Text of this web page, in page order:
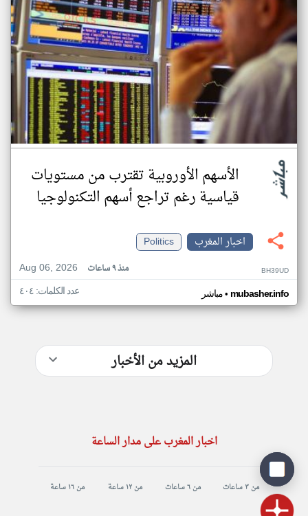
الأسهم الأوروبية تقترب من مستويات
قياسية رغم تراجع أسهم التكنولوجيا
اخبار المغرب
Politics
Aug 06, 2026
منذ ٩ ساعات BH39UD
مباشر• mubasher.info عدد الكلمات: ٤٠٤
المزيد من الأخبار
اخبار المغرب على مدار الساعة
من ٣ ساعات من ٦ ساعات من ١٢ ساعة من ١٦ ساعة